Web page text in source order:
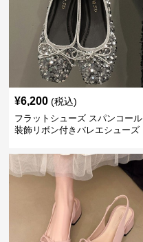
¥6,200 (税込)
フラットシューズ スパンコール
装飾リボン付きバレエシューズ